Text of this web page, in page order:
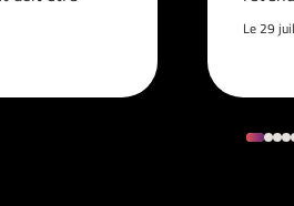
Le 29